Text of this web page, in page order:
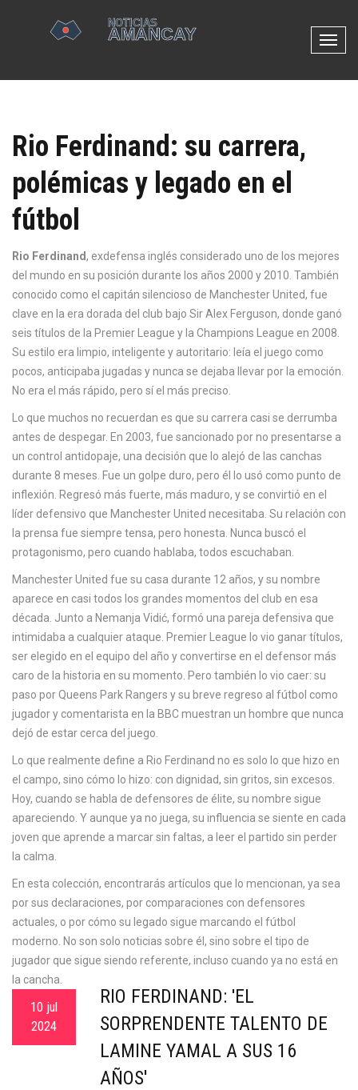
N
v
e
p
l
a
c
Rio Ferdinand: su carrera,
polémicas y legado en el
fútbol
Rio Ferdinand, exdefensa inglés considerado uno de los mejores
del mundo en su posición durante los años 2000 y 2010 . También
conocido como el capitán silencioso de Manchester United, fue
clave en la era dorada del club bajo Sir Alex Ferguson, donde ganó
seis títulos de la Premier League y la Champions League en 2008.
Su estilo era limpio, inteligente y autoritario: leía el juego como
pocos, anticipaba jugadas y nunca se dejaba llevar por la emoción.
No era el más rápido, pero sí el más preciso.
Lo que muchos no recuerdan es que su carrera casi se derrumba
antes de despegar. En 2003, fue sancionado por no presentarse a
un control antidopaje, una decisión que lo alejó de las canchas
durante 8 meses. Fue un golpe duro, pero él lo usó como punto de
inflexión. Regresó más fuerte, más maduro, y se convirtió en el
líder defensivo que Manchester United necesitaba. Su relación con
la prensa fue siempre tensa, pero honesta. Nunca buscó el
protagonismo, pero cuando hablaba, todos escuchaban.
Manchester United fue su casa durante 12 años, y su nombre
aparece en casi todos los grandes momentos del club en esa
década. Junto a Nemanja Vidić, formó una pareja defensiva que
intimidaba a cualquier ataque. Premier League lo vio ganar títulos,
ser elegido en el equipo del año y convertirse en el defensor más
caro de la historia en su momento. Pero también lo vio caer: su
paso por Queens Park Rangers y su breve regreso al fútbol como
jugador y comentarista en la BBC muestran un hombre que nunca
dejó de estar cerca del juego.
Lo que realmente define a Rio Ferdinand no es solo lo que hizo en
el campo, sino cómo lo hizo: con dignidad, sin gritos, sin excesos.
Hoy, cuando se habla de defensores de élite, su nombre sigue
apareciendo. Y aunque ya no juega, su influencia se siente en cada
joven que aprende a marcar sin faltas, a leer el partido sin perder
la calma.
En esta colección, encontrarás artículos que lo mencionan, ya sea
por sus declaraciones, por comparaciones con defensores
actuales, o por cómo su legado sigue marcando el fútbol
moderno. No son solo noticias sobre él, sino sobre el tipo de
jugador que sigue siendo referente, incluso cuando ya no está en
la cancha.
10 jul
2024
RIO FERDINAND: 'EL
SORPRENDENTE TALENTO DE
LAMINE YAMAL A SUS 16
AÑOS'